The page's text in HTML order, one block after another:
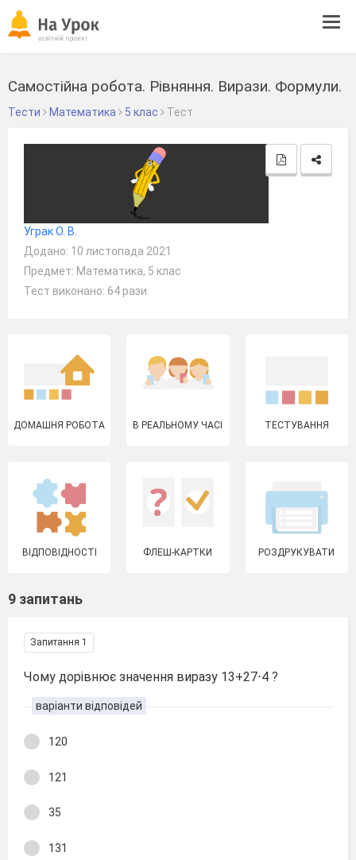
Самостійна робота. Рівняння. Вирази. Формули.
Тести Математика 5 клас Тест
Уграк О. В.
Додано: 10 листопада 2021
Предмет: Математика, 5 клас
Тест виконано: 64 рази
ДОМАШНЯ РОБОТА В РЕАЛЬНОМУ ЧАСІ ТЕСТУВАННЯ
ВІДПОВІДНОСТІ ФЛЕШ-КАРТКИ РОЗДРУКУВАТИ
9 запитань
Запитання 1
Чому дорівнює значення виразу 13+27⋅4 ?
варіанти відповідей
120
121
35
131